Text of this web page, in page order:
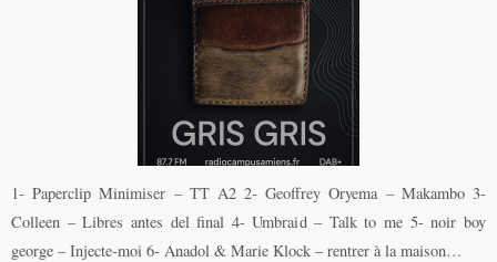
1- Paperclip Minimiser – TT A2 2- Geoffrey Oryema – Makambo 3-
Colleen – Libres antes del final 4- Umbraid – Talk to me 5- noir boy
george – Injecte-moi 6- Anadol & Marie Klock – rentrer à la maison…